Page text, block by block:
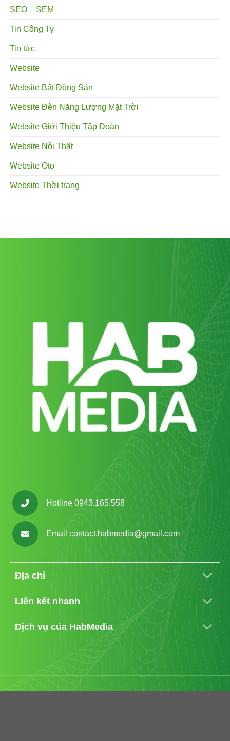
SEO – SEM
Tin Công Ty
Tin tức
Website
Website Bất Động Sản
Website Đèn Năng Lượng Mặt Trời
Website Giới Thiệu Tập Đoàn
Website Nội Thất
Website Oto
Website Thời trang
Hotline 0943.165.558
Emailcontact.habmedia@gmail.com
Địa chỉ
Liên kết nhanh
Dịch vụ của HabMedia